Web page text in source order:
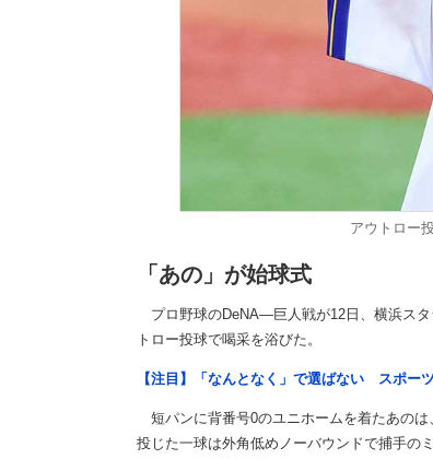
アウトロー
「あの」が始球式
プロ野球のDeNA―巨人戦が12日、横浜スタ
トロー投球で喝采を浴びた。
【注目】「なんとなく」で選ばない スポー
短パンに背番号0のユニホームを着たあのは
投じた一球は外角低めノーバウンドで捕手の